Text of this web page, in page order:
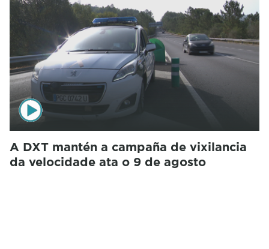
A DXT mantén a campaña de vixilancia
da velocidade ata o 9 de agosto